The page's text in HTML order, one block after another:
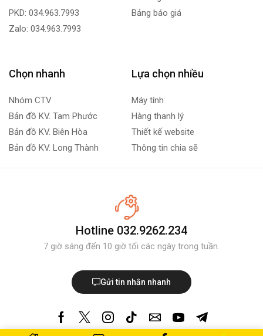
PKD: 034.963.7993
Zalo: 034.963.7993
Bảng báo giá
Chọn nhanh
Nhóm CTV
Bản đồ KV. Tam Phước
Bản đồ KV. Biên Hòa
Bản đồ KV. Long Thành
Lựa chọn nhiều
Máy tính
Hàng thanh lý
Thiết kế website
Thông tin chia sẽ
Hotline 032.9262.234
7 giờ sáng đến 10 giờ tối các ngày trong tuần.
Gửi tin nhắn nhanh